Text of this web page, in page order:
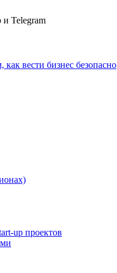
и Telegram
как вести бизнес безопасно
up проектов